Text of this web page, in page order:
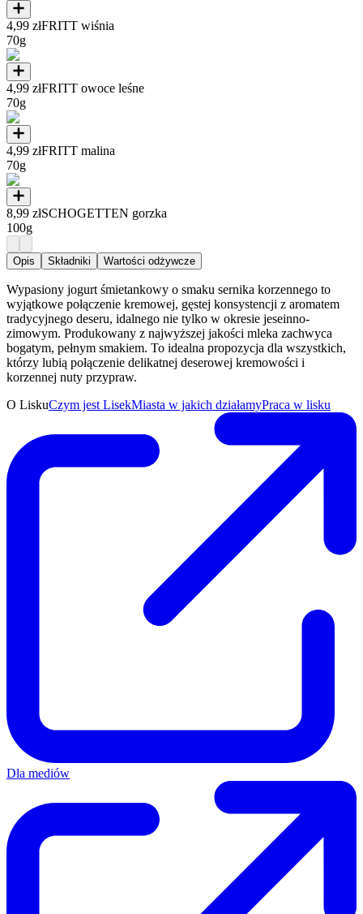
4,99 złFRITT wiśnia
70g
4,99 złFRITT owoce leśne
70g
4,99 złFRITT malina
70g
8,99 złSCHOGETTEN gorzka
100g
Opis Składniki Wartości odżywcze
Wypasiony jogurt śmietankowy o smaku sernika korzennego to
wyjątkowe połączenie kremowej, gęstej konsystencji z aromatem
tradycyjnego deseru, idalnego nie tylko w okresie jeseinno-
zimowym. Produkowany z najwyższej jakości mleka zachwyca
bogatym, pełnym smakiem. To idealna propozycja dla wszystkich,
którzy lubią połączenie delikatnej deserowej kremowości i
korzennej nuty przypraw.
O LiskuCzym jest LisekMiasta w jakich działamyPraca w lisku
Dla mediów